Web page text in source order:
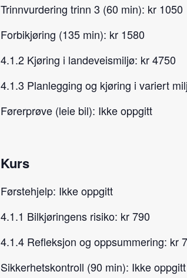
Trinnvurdering trinn 3 (60 min): kr 1050
Forbikjøring (135 min): kr 1580
4.1.2 Kjøring i landeveismiljø: kr 4750
4.1.3 Planlegging og kjøring i variert
Førerprøve (leie bil): Ikke oppgitt
Kurs
Førstehjelp: Ikke oppgitt
4.1.1 Bilkjøringens risiko: kr 790
4.1.4 Refleksjon og oppsummering: kr
Sikkerhetskontroll (90 min): Ikke oppgitt